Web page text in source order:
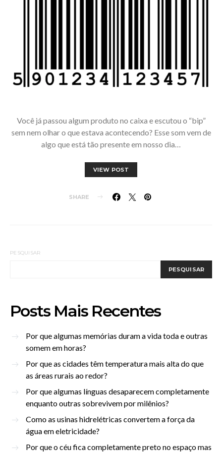
Você já passou algum produto no caixa e escutou o “bip”
sem nem olhar o que estava acontecendo? Esse som vem de
algo que está tão presente em nosso dia…
VIEW POST
SHARE
PESQUISAR
PESQUISAR
Posts Mais Recentes
Por que algumas memórias duram a vida toda e outras
somem em horas?
Por que as cidades têm temperatura mais alta do que
as áreas rurais ao redor?
Por que algumas línguas desaparecem completamente
enquanto outras sobrevivem por milênios?
Como as usinas hidrelétricas convertem a força da
água em eletricidade?
Por que o céu fica completamente preto no espaço mas